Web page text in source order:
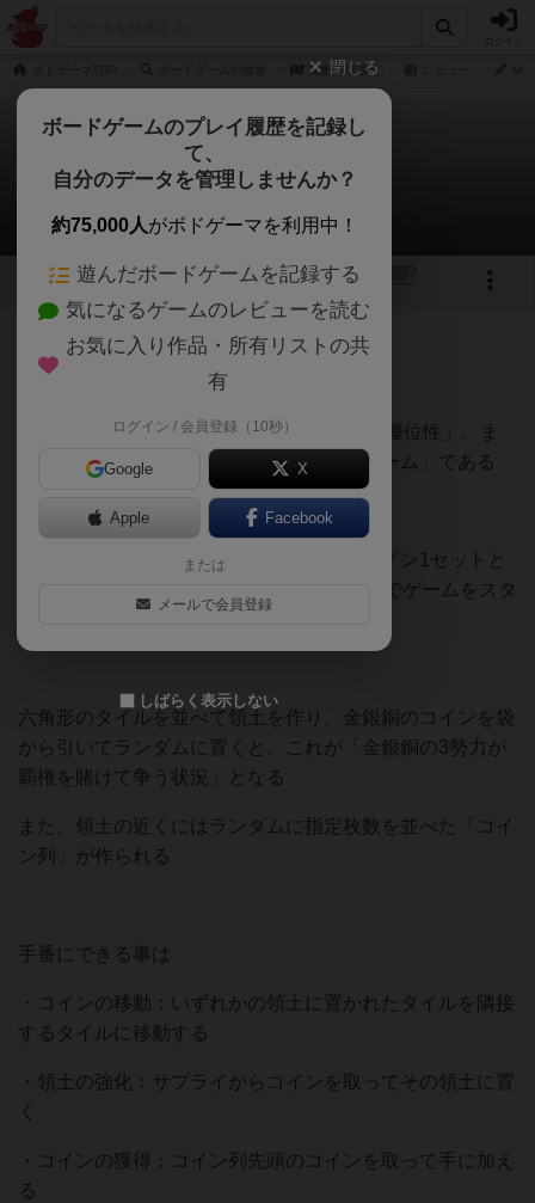
支配者は誰だ
支配者は誰だ
MIFFYBXさんのレビュー
3 1
164名 0名 1 10ヶ月前
英語名の「DOMINANCE」を直訳すると「優位性」、ま
さにこのゲームは「優位性を探り続けるゲーム」である
各プレイヤーはつい立の裏側に金銀銅のコイン1セットと
ランダムに袋から引いたコイン1枚の計4枚でゲームをスタ
六角形のタイルを並べて領土を作り、金銀銅のコインを袋
から引いてランダムに置くと、これが「金銀銅の3勢力が
覇権を賭けて争う状況」となる
また、領土の近くにはランダムに指定枚数を並べた「コイ
ン列」が作られる
手番にできる事は
・コインの移動：いずれかの領土に置かれたタイルを隣接
するタイルに移動する
・領土の強化：サプライからコインを取ってその領土に置
く
・コインの獲得：コイン列先頭のコインを取って手に加え
る
閉じる
ボードゲームのプレイ履歴を記録し
て、
自分のデータを管理しませんか？
約75,000人がボドゲーマを利用中！
遊んだボードゲームを記録する
気になるゲームのレビューを読む
お気に入り作品・所有リストの共
有
ログイン / 会員登録（10秒）
Google X
Apple Facebook
または
メールで会員登録
しばらく表示しない